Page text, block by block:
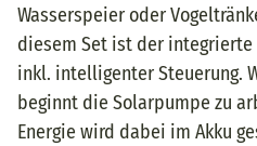
Wasserspeier oder
diesem Set ist der
inkl. intelligenter Steuerung.
beginnt die Solarpumpe zu
Energie wird dabei im Akku